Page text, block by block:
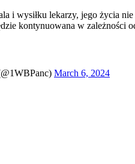
i wysiłku lekarzy, jego życia
kontynuowana w zależności
March 6, 2024